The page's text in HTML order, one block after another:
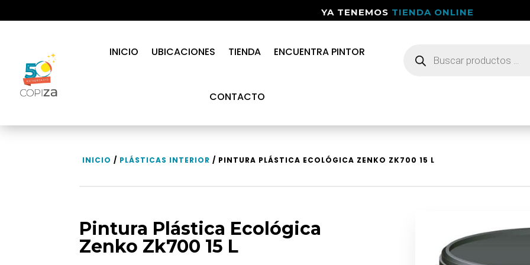
YA TENEMOS TIENDA ONLINE
INICIO UBICACIONES TIENDA ENCUENTRA PINTOR
CONTACTO
productos
INICIO / PLÁSTICAS INTERIOR / PINTURA PLÁSTICA ECOLÓGICA ZENKO ZK700 15 L
Pintura Plástica Ecológica
Zenko Zk700 15 L